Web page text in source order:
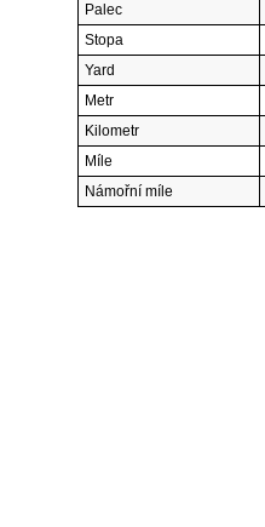
Palec
Stopa
Yard
Metr
Kilometr
Míle
Námořní míle